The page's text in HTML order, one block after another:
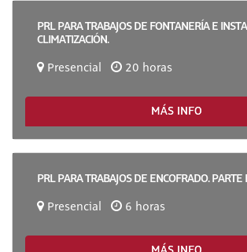
PRL PARA TRABAJOS DE FONTANERÍA E
CLIMATIZACIÓN.
Presencial 20 horas
MÁS INFO
PRL PARA TRABAJOS DE ENCOFRADO. PARTE
Presencial 6 horas